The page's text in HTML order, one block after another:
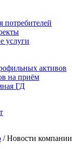
услуги
активов
на приём
ГД
/ Новости компании